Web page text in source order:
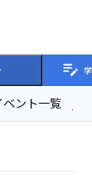
ベント一覧